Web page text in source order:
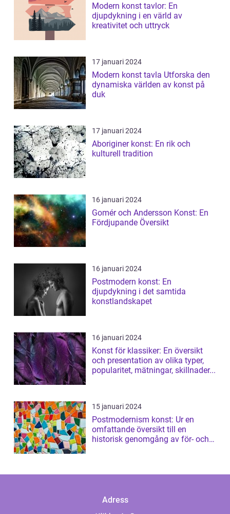
Modern konst tavlor: En
djupdykning i en värld av
kreativitet och uttryck
17 januari 2024
Modern konst tavla Utforska den
dynamiska världen av konst på
duk
17 januari 2024
Aboriginer konst: En rik och
kulturell tradition
16 januari 2024
Gomér och Andersson Konst: En
Fördjupande Översikt
16 januari 2024
Postmodern konst: En
djupdykning i det samtida
konstlandskapet
16 januari 2024
Konst för klassiker: En översikt
och presentation av olika typer,
popularitet, mätningar, skillnader...
15 januari 2024
Postmodernism konst: Ur en
omfattande översikt till en
historisk genomgång av för- och
Adress